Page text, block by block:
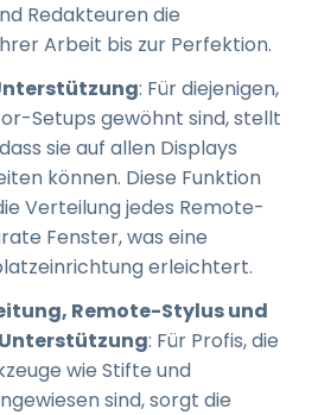
Redakteuren die
Arbeit bis zur Perfektion.
: Für diejenigen,
Setups gewöhnt sind, stellt
sie auf allen Displays
können. Diese Funktion
Verteilung jedes Remote-
Fenster, was eine
erleichtert.
Remote-Stylus und
: Für Profis, die
wie Stifte und
sind, sorgt die